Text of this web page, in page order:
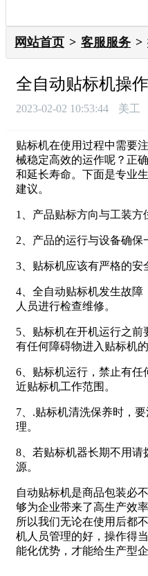
网站首页 客服服务
全自动贴标机操
2023-02-02 10:53:44 美工
贴标机在使用过程中需要
械稳定高效的运作呢？正
和延长寿命。下面是专业
建议。
1 、产品贴标方向与工装方
2 、产品的运行与设备确保
3 、贴标机应该有严格的安
4 、全自动贴标机发生故
人员进行检查维修。
5 、贴标机在开机运行之
有任何障碍物进入贴标机的
6 、贴标机运行，禁止有
近贴标机工作范围。
7 .贴标机清洗保养时，
理。
8 、若贴标机器长期不用
源。
自动贴标机是商品包装必
够为企业带来了高生产效
所以我们无论在使用后都
机人员管理的好，操作得
能化优势，才能给生产型